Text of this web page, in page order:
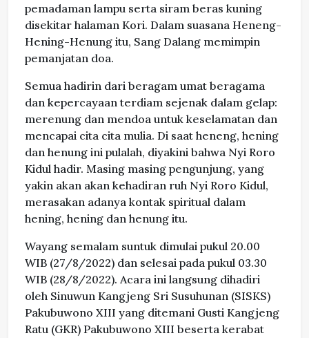
pemadaman lampu serta siram beras kuning
disekitar halaman Kori. Dalam suasana Heneng-
Hening-Henung itu, Sang Dalang memimpin
pemanjatan doa.
Semua hadirin dari beragam umat beragama
dan kepercayaan terdiam sejenak dalam gelap:
merenung dan mendoa untuk keselamatan dan
mencapai cita cita mulia. Di saat heneng, hening
dan henung ini pulalah, diyakini bahwa Nyi Roro
Kidul hadir. Masing masing pengunjung, yang
yakin akan akan kehadiran ruh Nyi Roro Kidul,
merasakan adanya kontak spiritual dalam
hening, hening dan henung itu.
Wayang semalam suntuk dimulai pukul 20.00
WIB (27/8/2022) dan selesai pada pukul 03.30
WIB (28/8/2022). Acara ini langsung dihadiri
oleh Sinuwun Kangjeng Sri Susuhunan (SISKS)
Pakubuwono XIII yang ditemani Gusti Kangjeng
Ratu (GKR) Pakubuwono XIII beserta kerabat